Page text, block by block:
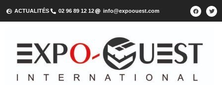
ACTUALITÉS 02 96 89 12 12 info@expoouest.com